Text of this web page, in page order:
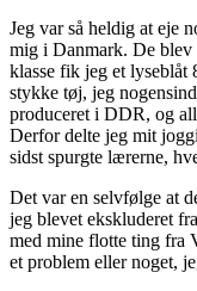
Jeg var så heldig at eje
mig i Danmark. De blev
klasse fik jeg et lyseblåt
stykke tøj, jeg
produceret i DDR, og
Derfor delte jeg mit
sidst spurgte lærerne,
Det var en selvfølge at
jeg blevet ekskluderet
med mine flotte ting fra
et problem eller noget,